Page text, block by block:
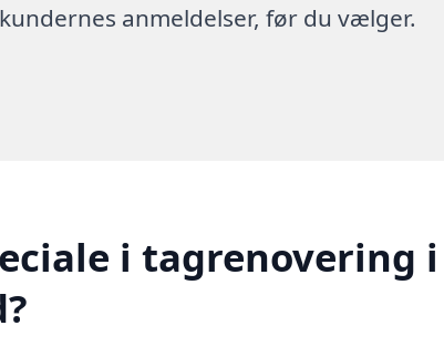
anmeldelser, før du vælger.
i tagrenovering i